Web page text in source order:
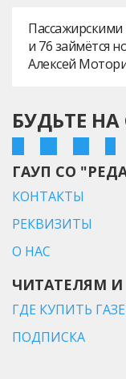
и 76 займётся
Алексей
БУДЬТЕ
ГАУП СО
КОНТАКТЫ
РЕКВИЗИТЫ
О НАС
ЧИТАТЕЛЯМ
ГДЕ КУПИТЬ
ПОДПИСКА